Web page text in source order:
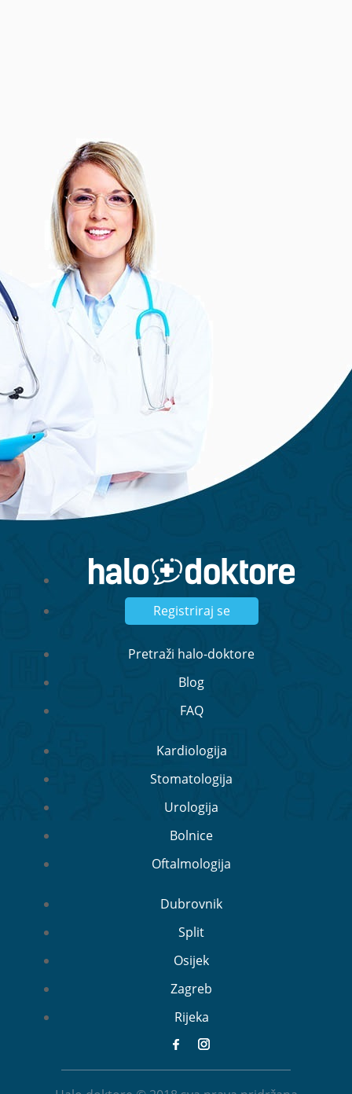
Registriraj se
Pretraži halo-doktore
Blog
FAQ
Kardiologija
Stomatologija
Urologija
Bolnice
Oftalmologija
Dubrovnik
Split
Osijek
Zagreb
Rijeka